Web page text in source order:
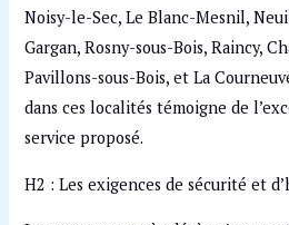
Noisy-le-Sec, Le Blanc-Mesnil,
Gargan, Rosny-sous-Bois, Raincy,
Pavillons-sous-Bois, et La
dans ces localités témoigne de
service proposé.
H2 : Les exigences de sécurité et